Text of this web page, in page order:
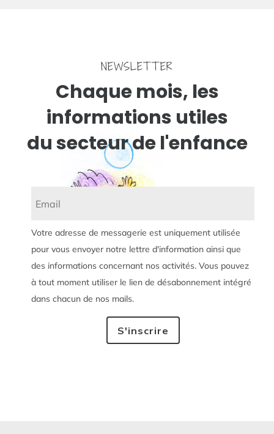
NEWSLETTER
Chaque mois, les
informations utiles
du secteur de l'enfance
Votre adresse de messagerie est uniquement utilisée
pour vous envoyer notre lettre d'information ainsi que
des informations concernant nos activités. Vous pouvez
à tout moment utiliser le lien de désabonnement intégré
dans chacun de nos mails.